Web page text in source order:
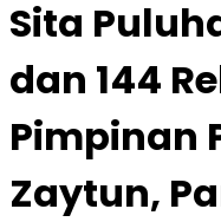
Sita
dan 144
Pimpinan
Zaytun,